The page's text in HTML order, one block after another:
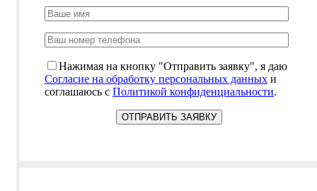
Нажимая на кнопку "Отправить заявку", я даю
Согласие на обработку персональных данных и
соглашаюсь с Политикой конфиденциальности.